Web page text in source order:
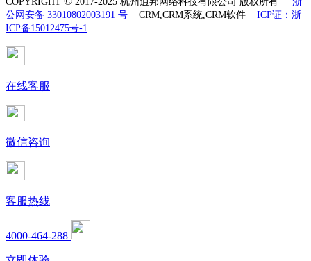
公网安备 33010802003191 号 CRM,CRM系统,CRM软件 ICP证：浙
ICP备15012475号-1
在线客服
微信咨询
客服热线
4000-464-288